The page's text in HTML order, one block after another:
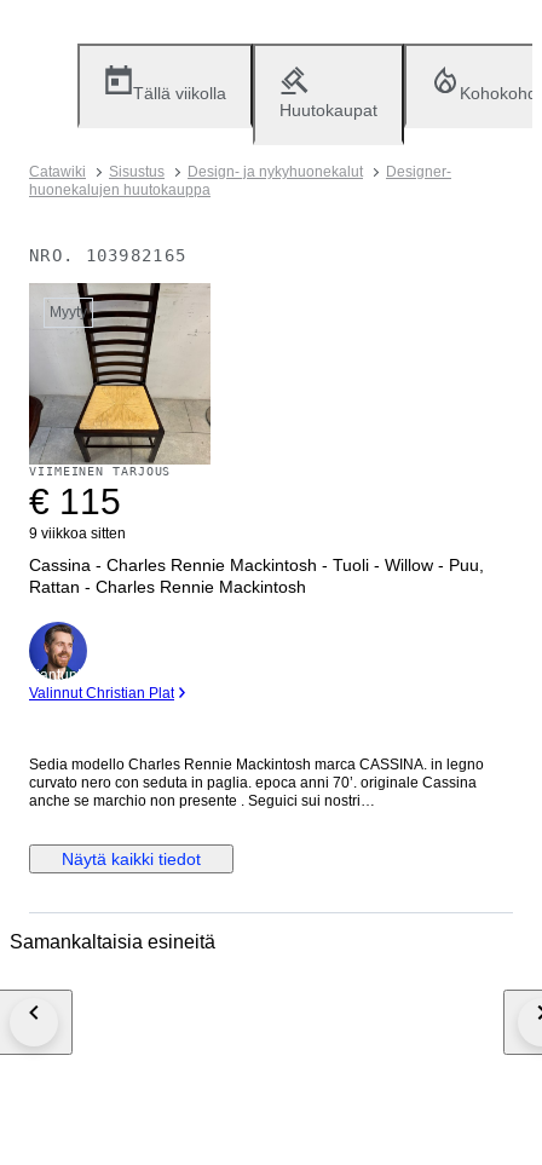
Tällä viikolla
Huutokaupat
Catawiki Sisustus Design- ja nykyhuonekalut
Designer-
huonekalujen huutokauppa
NRO. 103982165
Myyty
VIIMEINEN TARJOUS
€ 115
9 viikkoa sitten
Cassina - Charles Rennie Mackintosh - Tuoli - Willow - Puu,
Rattan - Charles Rennie Mackintosh
asiantuntija
Valinnut Christian Plat
Sedia modello Charles Rennie Mackintosh marca CASSINA. in legno
curvato nero con seduta in paglia. epoca anni 70’. originale Cassina
anche se marchio non presente . Seguici sui nostri
circa.Näytä kaikki tiedot
Samankaltaisia esineitä